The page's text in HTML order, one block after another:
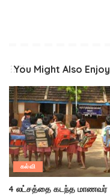
You Might Also Enjoy
கல்வி
4 லட்சத்தை கடந்த மாணவர்